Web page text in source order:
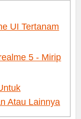
UI Tertanam
5 - Mirip
Atau Lainnya